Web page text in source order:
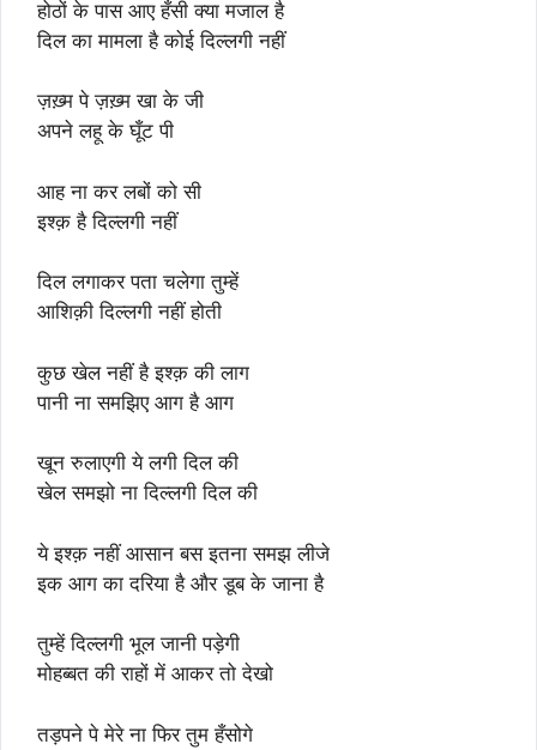
होठों के पास आए हँसी क्या मजाल है
दिल का मामला है कोई दिल्लगी नहीं
ज़ख़्म पे ज़ख़्म खा के जी
अपने लहू के घूँट पी
आह ना कर लबों को सी
इश्क़ है दिल्लगी नहीं
दिल लगाकर पता चलेगा तुम्हें
आशिक़ी दिल्लगी नहीं होती
कुछ खेल नहीं है इश्क़ की लाग
पानी ना समझिए आग है आग
खून रुलाएगी ये लगी दिल की
खेल समझो ना दिल्लगी दिल की
ये इश्क़ नहीं आसान बस इतना समझ लीजे
इक आग का दरिया है और डूब के जाना है
तुम्हें दिल्लगी भूल जानी पड़ेगी
मोहब्बत की राहों में आकर तो देखो
तड़पने पे मेरे ना फिर तुम हँसोगे